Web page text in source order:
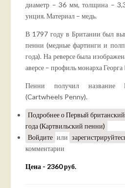
диаметр – 36 мм, толщина –
унция. Материал – медь.
В 1797 году в Британии был
пенни (медные фартинги и
года). На реверсе была
аверсе – профиль монарха
Пенни получил название
(Cartwheels Penny).
Подробнеео Первый
года (Картвильский пенни)
Войдите или
комментарии
Цена - 2360 руб.